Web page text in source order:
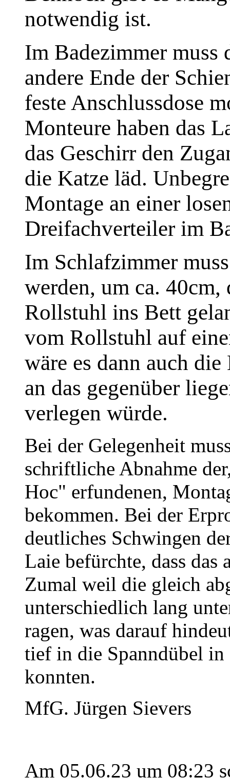
notwendig ist.
Im Badezimmer muss
andere Ende der
feste Anschlussdose
Monteure haben das
das Geschirr den
die Katze läd.
Montage an einer
Dreifachverteiler im
Im Schlafzimmer
werden, um ca.
Rollstuhl ins Bett
vom Rollstuhl auf
wäre es dann auch
an das gegenüber
verlegen würde.
Bei der Gelegenheit
schriftliche Abnahme
Hoc" erfundenen,
bekommen. Bei der
deutliches Schwingen
Laie befürchte, dass das
Zumal weil die gleich
unterschiedlich lang
ragen, was darauf
tief in die Spanndübel in
konnten.
MfG. Jürgen Sievers
Am 05.06.23 um 08:23